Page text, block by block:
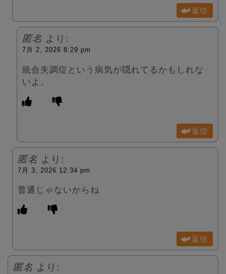
返信
匿名 より:
7月 2, 2026 8:29 pm
統合失調症という病気が隠れてるかもしれな
いよ。
返信
匿名 より:
7月 3, 2026 12:34 pm
普通じゃないからね
返信
匿名 より: